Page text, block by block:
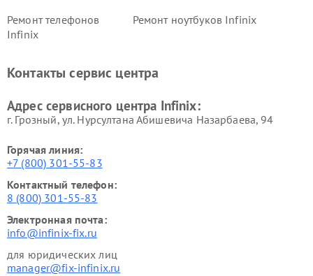
Ремонт телефонов
Infinix
Ремонт ноутбуков Infinix
Контакты сервис центра
Адрес сервисного центра Infinix:
г. Грозный, ул. Нурсултана Абишевича Назарбаева, 94
Горячая линия:
+7 (800) 301-55-83
Контактный телефон:
8 (800) 301-55-83
Электронная почта:
info@infinix-fix.ru
для юридических лиц
manager@fix-infinix.ru